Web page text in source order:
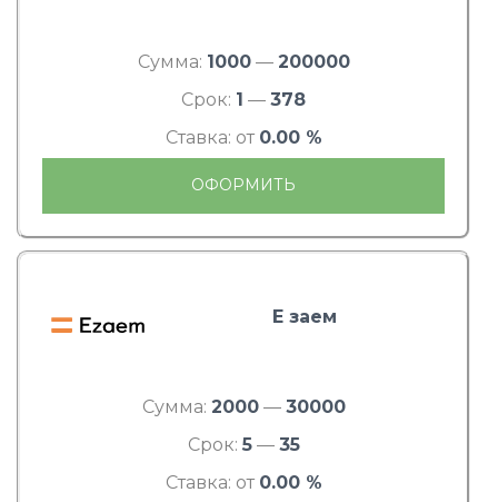
Сумма: 1000— 200000
Срок: 1 — 378
Ставка: от 0.00 %
ОФОРМИТЬ
Е заем
Сумма: 2000— 30000
Срок: 5— 35
Ставка: от 0.00 %